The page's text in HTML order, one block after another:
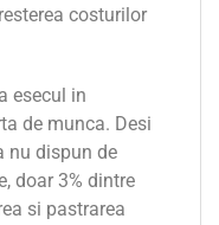
costurilor
esecul in
de munca. Desi
nu dispun de
doar 3% dintre
si pastrarea